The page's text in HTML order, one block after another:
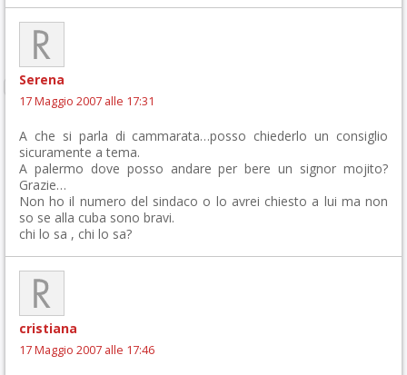
Serena
17 Maggio 2007 alle 17:31
A che si parla di cammarata…posso chiederlo un consiglio
sicuramente a tema.
A palermo dove posso andare per bere un signor mojito?
Grazie…
Non ho il numero del sindaco o lo avrei chiesto a lui ma non
so se alla cuba sono bravi.
chi lo sa , chi lo sa?
cristiana
17 Maggio 2007 alle 17:46